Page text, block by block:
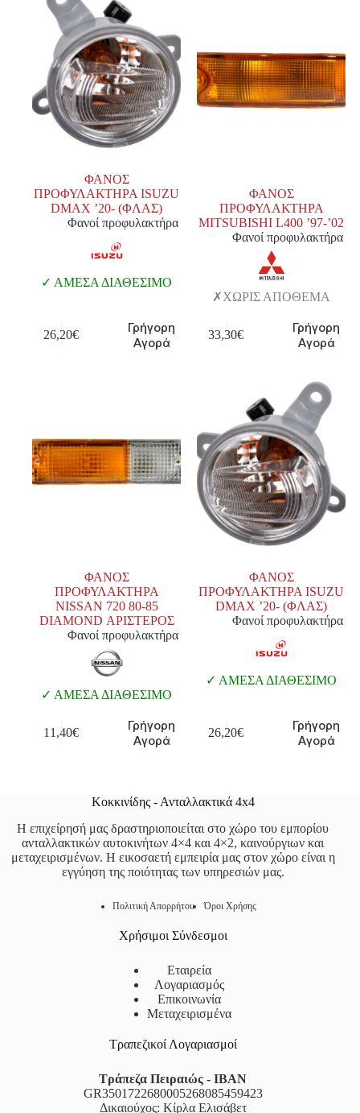
ΦΑΝΟΣ
ΠΡΟΦΥΛΑΚΤΗΡΑ ISUZU
DMAX ’20- (ΦΛΑΣ)
Φανοί προφυλακτήρα
ΑΜΕΣΑ ΔΙΑΘΕΣΙΜΟ
26,20€
Γρήγορη
Αγορά
ΦΑΝΟΣ
ΠΡΟΦΥΛΑΚΤΗΡΑ
MITSUBISHI L400 ’97-’02
Φανοί προφυλακτήρα
ΧΩΡΙΣ ΑΠΟΘΕΜΑ
33,30€
Γρήγορη
Αγορά
ΦΑΝΟΣ
ΠΡΟΦΥΛΑΚΤΗΡΑ
NISSAN 720 80-85
DIAMOND ΑΡΙΣΤΕΡΟΣ
Φανοί προφυλακτήρα
ΑΜΕΣΑ ΔΙΑΘΕΣΙΜΟ
11,40€
Γρήγορη
Αγορά
ΦΑΝΟΣ
ΠΡΟΦΥΛΑΚΤΗΡΑ ISUZU
DMAX ’20- (ΦΛΑΣ)
Φανοί προφυλακτήρα
ΑΜΕΣΑ ΔΙΑΘΕΣΙΜΟ
26,20€
Γρήγορη
Αγορά
Κοκκινίδης - Ανταλλακτικά 4x4
Η επιχείρησή μας δραστηριοποιείται στο χώρο του εμπορίου
ανταλλακτικών αυτοκινήτων 4×4 και 4×2, καινούργιων και
μεταχειρισμένων. Η εικοσαετή εμπειρία μας στον χώρο είναι η
εγγύηση της ποιότητας των υπηρεσιών μας.
Πολιτική Απορρήτου Όροι Χρήσης
Χρήσιμοι Σύνδεσμοι
Εταιρεία
Λογαριασμός
Επικοινωνία
Μεταχειρισμένα
Τραπεζικοί Λογαριασμοί
Τράπεζα Πειραιώς - IBAN
GR3501722680005268085459423
Δικαιούχος: Κίρλα Ελισάβετ